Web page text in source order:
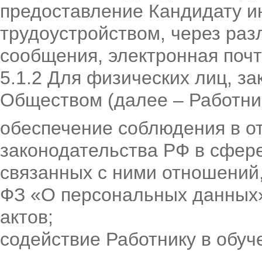
предоставление Кандидату
трудоустройством, через
сообщения, электронная
5.1.2 Для физических лиц,
Обществом (далее –
обеспечение соблюдения в
законодательства РФ в
связанных с ними
ФЗ «О персональных
актов;
содействие Работнику в